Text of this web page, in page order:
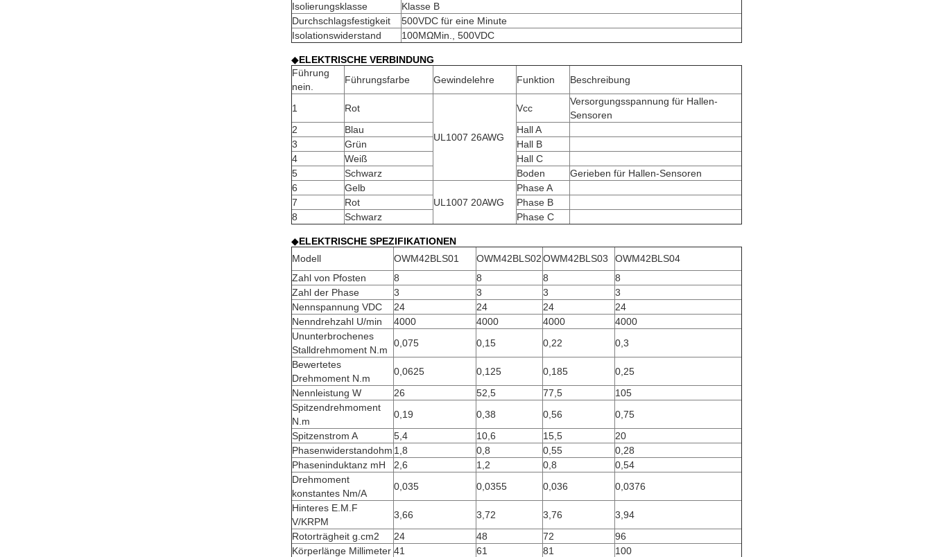
Isolierungsklasse
Klasse B
Durchschlagsfestigkeit
500VDC für eine Minute
Isolationswiderstand
100MΩMin., 500VDC
◆ELEKTRISCHE VERBINDUNG
Führung
nein.
Führungsfarbe Gewindelehre Funktion Beschreibung
1 Rot
UL1007 26AWG
Vcc
Versorgungsspannung für Hallen-
Sensoren
2
Blau
Hall A
3
Grün
Hall B
4
Weiß
Hall C
5
Schwarz Boden
Gerieben für Hallen-Sensoren
6
Gelb
UL1007 20AWG
Phase A
7
Rot
Phase B
8
Schwarz Phase C
◆ELEKTRISCHE SPEZIFIKATIONEN
Modell
OWM42BLS01 OWM42BLS02OWM42BLS03
OWM42BLS04
Zahl von Pfosten
8 8 8
8
Zahl der Phase
3 3 3
3
Nennspannung VDC
24 24 24
24
Nenndrehzahl U/min
4000 4000 4000
4000
Ununterbrochenes
Stalldrehmoment N.m
0,075 0,15 0,22
0,3
Bewertetes
Drehmoment N.m
0,0625 0,125 0,185
0,25
Nennleistung W
26 52,5 77,5
105
Spitzendrehmoment
N.m
0,19 0,38 0,56
0,75
Spitzenstrom A
5,4 10,6 15,5
20
Phasenwiderstandohm 1,8 0,8 0,55
0,28
Phaseninduktanz mH
2,6 1,2 0,8
0,54
Drehmoment
konstantes Nm/A
0,035 0,0355 0,036
0,0376
Hinteres E.M.F
V/KRPM
3,66 3,72 3,76
3,94
Rotorträgheit g.cm2
24 48 72
96
Körperlänge Millimeter 41 61 81
100